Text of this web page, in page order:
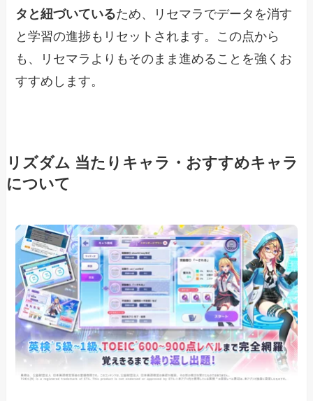
タと紐づいているため、リセマラでデータを消す
と学習の進捗もリセットされます。この点から
も、リセマラよりもそのまま進めることを強くお
すすめします。
リズダム 当たりキャラ・おすすめキャラ
について